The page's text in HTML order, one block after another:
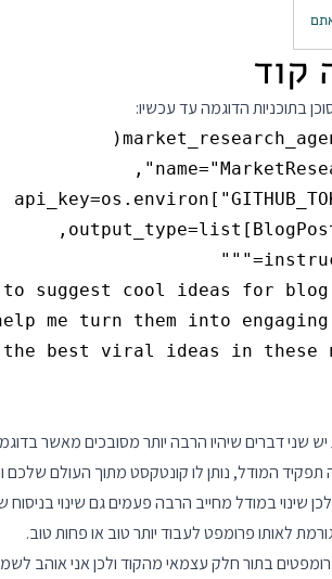
בתוכניות הדוגמה עד עכשיו:
המודל, נותן לו קונטקסט מתוך העולם שלכם
שינוי במודל מחייב הרבה פעמים גם שינוי
לאותו פרומפט לעבוד יותר טוב או פחות טוב.
בתור חלק עצמאי מהקוד ולכן אני אוהב